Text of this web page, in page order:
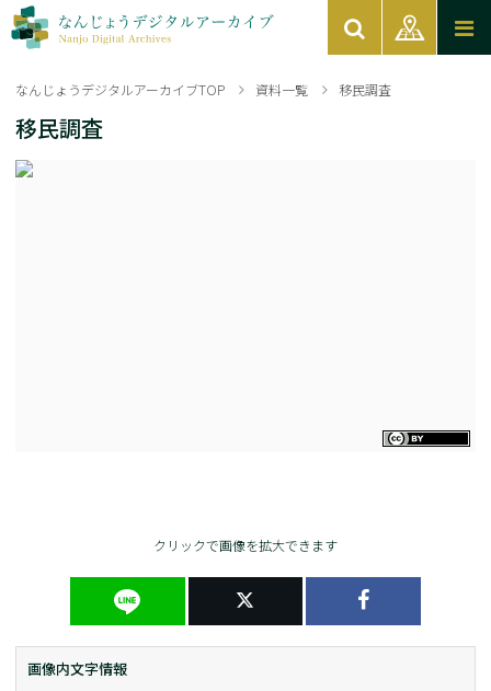
なんじょうデジタルアーカイブTOP 資料一覧 移民調査
移民調査
クリックで画像を拡大できます
画像内文字情報